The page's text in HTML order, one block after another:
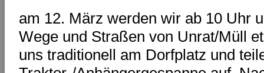
am 12. März werden wir ab 10 Uhr
Wege und Straßen von Unrat/Müll
uns traditionell am Dorfplatz und